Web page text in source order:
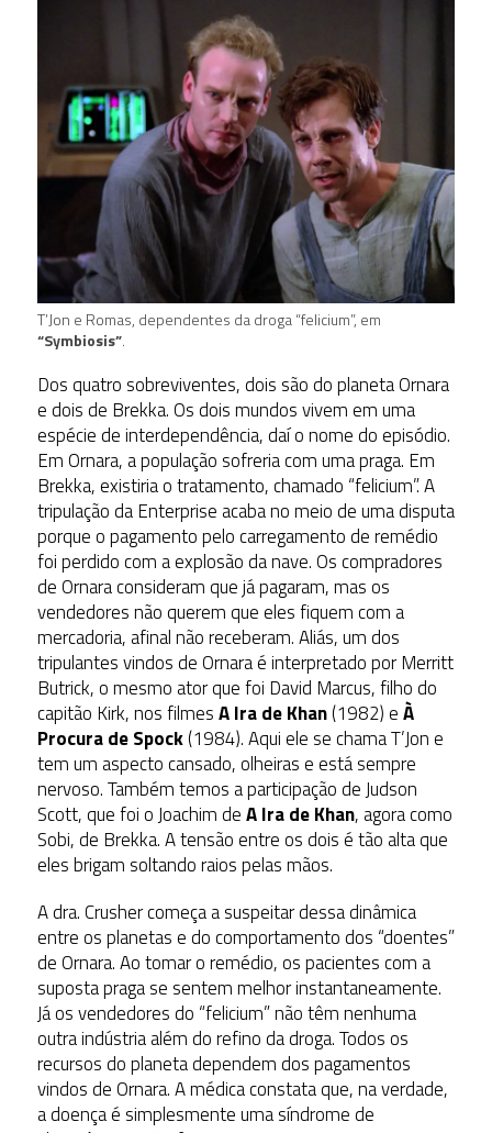
T’Jon e Romas, dependentes da droga “felicium”, em
“Symbiosis”.
Dos quatro sobreviventes, dois são do planeta Ornara
e dois de Brekka. Os dois mundos vivem em uma
espécie de interdependência, daí o nome do episódio.
Em Ornara, a população sofreria com uma praga. Em
Brekka, existiria o tratamento, chamado “felicium”. A
tripulação da Enterprise acaba no meio de uma disputa
porque o pagamento pelo carregamento de remédio
foi perdido com a explosão da nave. Os compradores
de Ornara consideram que já pagaram, mas os
vendedores não querem que eles fiquem com a
mercadoria, afinal não receberam. Aliás, um dos
tripulantes vindos de Ornara é interpretado por Merritt
Butrick, o mesmo ator que foi David Marcus, filho do
capitão Kirk, nos filmesA Ira de Khan(1982) eÀ
Procura de Spock(1984). Aqui ele se chama T’Jon e
tem um aspecto cansado, olheiras e está sempre
nervoso. Também temos a participação de Judson
Scott, que foi o Joachim deA Ira de Khan, agora como
Sobi, de Brekka. A tensão entre os dois é tão alta que
eles brigam soltando raios pelas mãos.
A dra. Crusher começa a suspeitar dessa dinâmica
entre os planetas e do comportamento dos “doentes”
de Ornara. Ao tomar o remédio, os pacientes com a
suposta praga se sentem melhor instantaneamente.
Já os vendedores do “felicium” não têm nenhuma
outra indústria além do refino da droga. Todos os
recursos do planeta dependem dos pagamentos
vindos de Ornara. A médica constata que, na verdade,
a doença é simplesmente uma síndrome de